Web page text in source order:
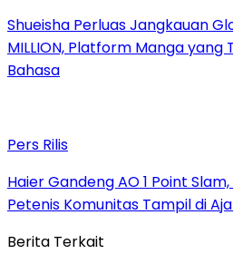
Shueisha Perluas Jangkauan
MILLION, Platform Manga yang
Bahasa
Pers Rilis
Haier Gandeng AO 1 Point
Petenis Komunitas Tampil di
Berita Terkait